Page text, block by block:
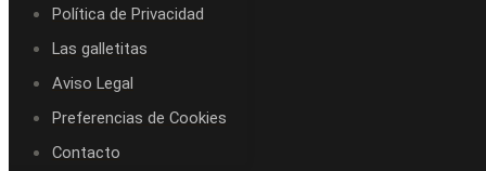
Política de Privacidad
Las galletitas
Aviso Legal
Preferencias de Cookies
Contacto